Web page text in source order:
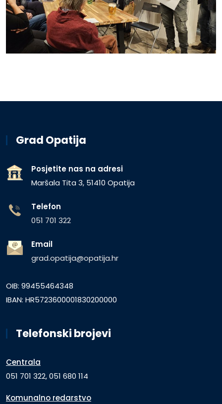
Grad Opatija
Posjetite nas na adresi
Maršala Tita 3, 51410 Opatija
Telefon
051 701 322
Email
grad.opatija@opatija.hr
OIB: 99455464348
IBAN: HR5723600001830200000
Telefonski brojevi
Centrala
051 701 322, 051 680 114
Komunalno redarstvo